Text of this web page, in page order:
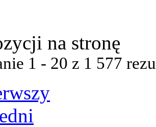
na stronę
1 - 20 z 1 577